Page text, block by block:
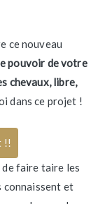
ce nouveau
pouvoir de votre
chevaux, libre,
dans ce projet !
!!
de faire taire les
connaissent et